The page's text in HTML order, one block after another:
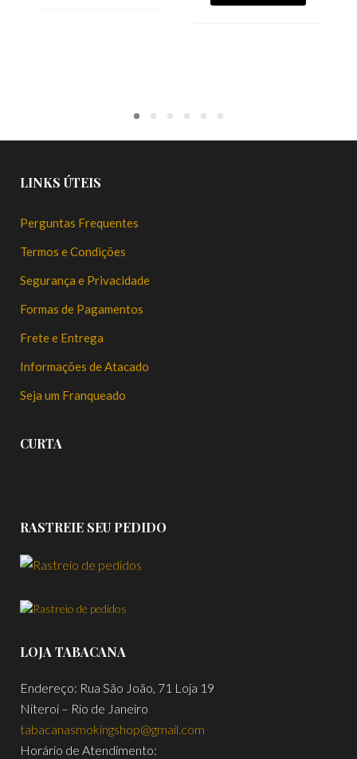
LINKS ÚTEIS
Perguntas Frequentes
Termos e Condições
Segurança e Privacidade
Formas de Pagamentos
Frete e Entrega
Informações de Atacado
Seja um Franqueado
CURTA
RASTREIE SEU PEDIDO
LOJA TABACANA
Endereço: Rua São João, 71 Loja 19
Niteroi – Rio de Janeiro
tabacanasmokingshop@gmail.com
Horário de Atendimento: